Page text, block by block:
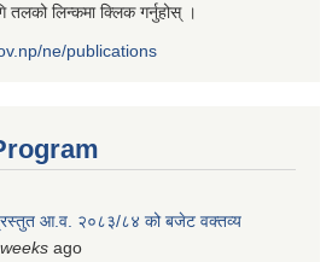
तलको लिन्कमा क्लिक गर्नुहोस् ।
ne/publications
प्रस्तुत आ.व. २०८३/८४ को बजेट वक्तव्य
ago